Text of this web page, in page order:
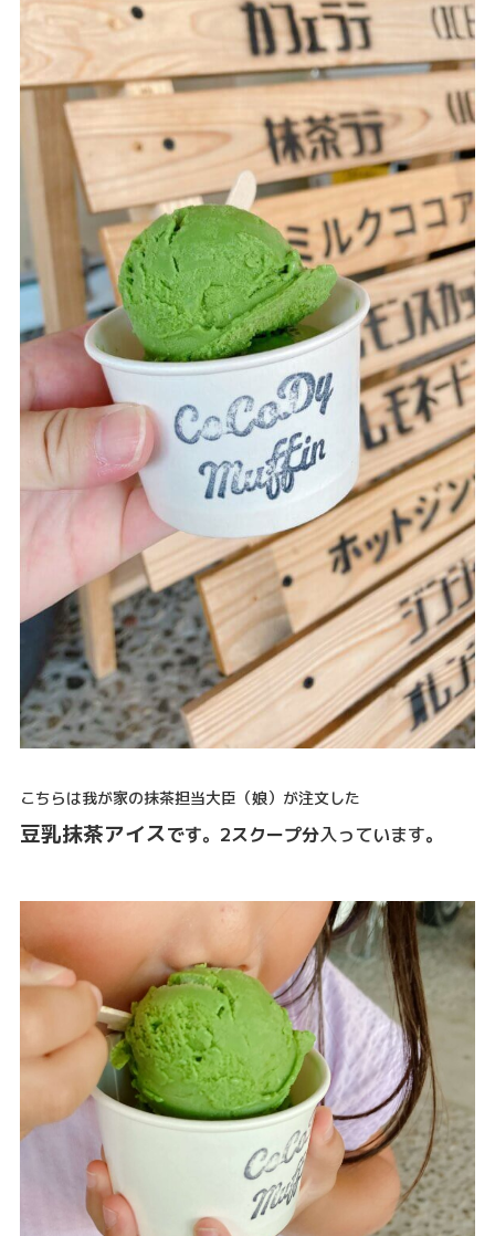
こちらは我が家の抹茶担当大臣（娘）が注文した
豆乳抹茶アイスです。2スクープ分入っています。